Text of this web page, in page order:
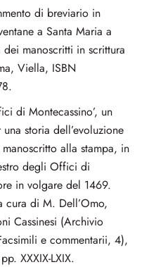
di breviario in
a Santa Maria a
manoscritti in scrittura
Viella, ISBN
di Montecassino’, un
storia dell’evoluzione
alla stampa, in
degli Offici di
in volgare del 1469.
cura di M. Dell’Omo,
Cassinesi (Archivio
e commentarii, 4),
XXXIX-LXIX.